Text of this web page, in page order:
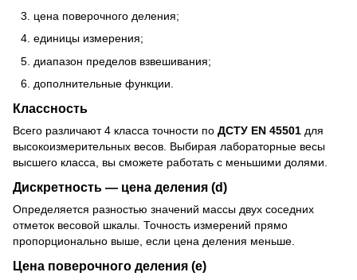
цена поверочного деления;
единицы измерения;
диапазон пределов взвешивания;
дополнительные функции.
Классность
Всего различают 4 класса точности по ДСТУ EN 45501 для
высокоизмерительных весов. Выбирая лабораторные весы
высшего класса, вы сможете работать с меньшими долями.
Дискретность — цена деления (d)
Определяется разностью значений массы двух соседних
отметок весовой шкалы. Точность измерений прямо
пропорционально выше, если цена деления меньше.
Цена поверочного деления (e)